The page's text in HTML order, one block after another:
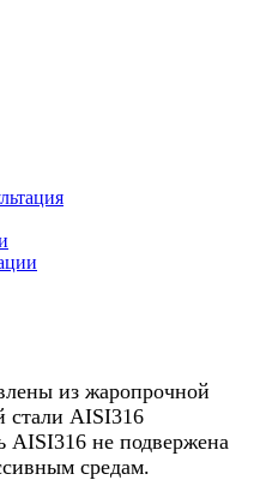
из жаропрочной
стали AISI316
AISI316 не подвержена
средам.